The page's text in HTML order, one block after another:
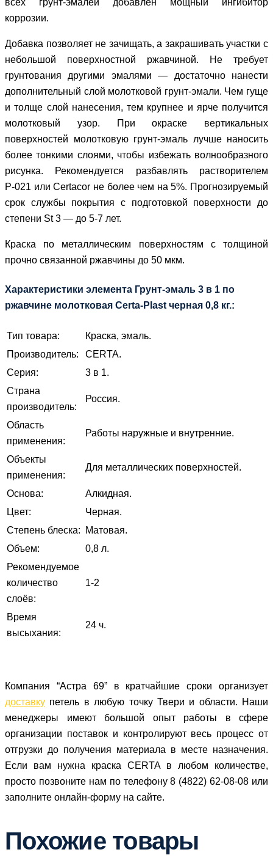
всех грунт-эмалей добавлен мощный ингибитор
коррозии.
Добавка позволяет не зачищать, а закрашивать участки с
небольшой поверхностной ржавчиной. Не требует
грунтования другими эмалями — достаточно нанести
дополнительный слой молотковой грунт-эмали. Чем гуще
и толще слой нанесения, тем крупнее и ярче получится
молотковый узор. При окраске вертикальных
поверхностей молотковую грунт-эмаль лучше наносить
более тонкими слоями, чтобы избежать волнообразного
рисунка. Рекомендуется разбавлять растворителем
Р-021 или Certacor не более чем на 5%. Прогнозируемый
срок службы покрытия с подготовкой поверхности до
степени St 3 — до 5-7 лет.
Краска по металлическим поверхностям с толщиной
прочно связанной ржавчины до 50 мкм.
Характеристики элемента Грунт-эмаль 3 в 1 по
ржавчине молотковая Certa-Plast черная 0,8 кг.:
Тип товара:
Краска, эмаль.
Производитель:
CERTA.
Серия:
3 в 1.
Страна
производитель:
Россия.
Область
применения:
Работы наружные и внутренние.
Объекты
применения:
Для металлических поверхностей.
Основа:
Алкидная.
Цвет:
Черная.
Степень блеска:
Матовая.
Объем:
0,8 л.
Рекомендуемое
количество
слоёв:
1-2
Время
высыхания:
24 ч.
Компания “Астра 69” в кратчайшие сроки организует
доставку петель в любую точку Твери и области. Наши
менеджеры имеют большой опыт работы в сфере
организации поставок и контролируют весь процесс от
отгрузки до получения материала в месте назначения.
Если вам нужна краска CERTA в любом количестве,
просто позвоните нам по телефону 8 (4822) 62-08-08 или
заполните онлайн-форму на сайте.
Похожие товары